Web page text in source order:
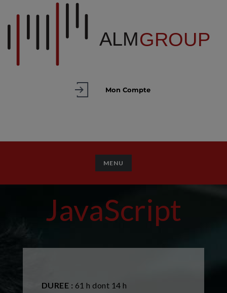
Mon Compte
TOGGLE NAVIGATION
MENU
JavaScript
DUREE : 61 h dont 14 h